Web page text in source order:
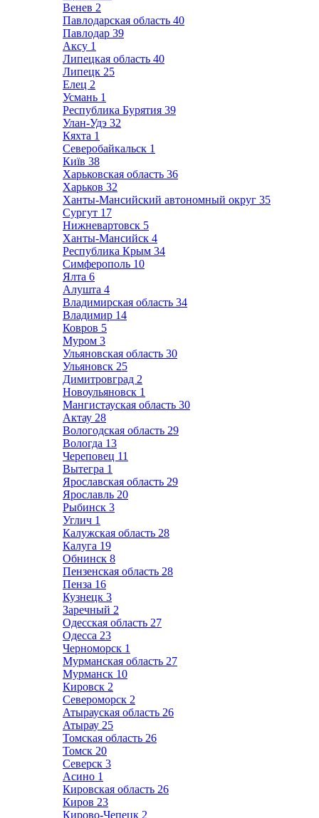
Венев 2
Павлодарская область 40
Павлодар 39
Аксу 1
Липецкая область 40
Липецк 25
Елец 2
Усмань 1
Республика Бурятия 39
Улан-Удэ 32
Кяхта 1
Северобайкальск 1
Київ 38
Харьковская область 36
Харьков 32
Ханты-Мансийский автономный округ 35
Сургут 17
Нижневартовск 5
Ханты-Мансийск 4
Республика Крым 34
Симферополь 10
Ялта 6
Алушта 4
Владимирская область 34
Владимир 14
Ковров 5
Муром 3
Ульяновская область 30
Ульяновск 25
Димитровград 2
Новоульяновск 1
Мангистауская область 30
Актау 28
Вологодская область 29
Вологда 13
Череповец 11
Вытегра 1
Ярославская область 29
Ярославль 20
Рыбинск 3
Углич 1
Калужская область 28
Калуга 19
Обнинск 8
Пензенская область 28
Пенза 16
Кузнецк 3
Заречный 2
Одесская область 27
Одесса 23
Черноморск 1
Мурманская область 27
Мурманск 10
Кировск 2
Североморск 2
Атырауская область 26
Атырау 25
Томская область 26
Томск 20
Северск 3
Асино 1
Кировская область 26
Киров 23
Кирово-Чепецк 2